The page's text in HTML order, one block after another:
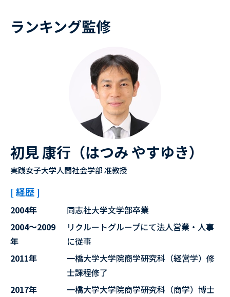
ランキング監修
初見 康行（はつみ やすゆき）
実践女子大学人間社会学部 准教授
[ 経歴 ]
2004年
同志社大学文学部卒業
2004～2009
年
リクルートグループにて法人営業・人事
に従事
2011年
一橋大学大学院商学研究科（経営学）修
士課程修了
2017年
一橋大学大学院商学研究科（商学）博士